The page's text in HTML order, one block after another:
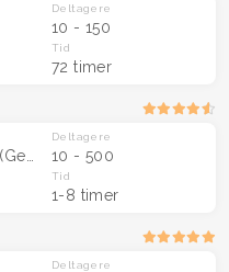
Deltagere
10 - 150
Tid
72 timer
Deltagere
10 - 500
Tid
1-8 timer
Deltagere